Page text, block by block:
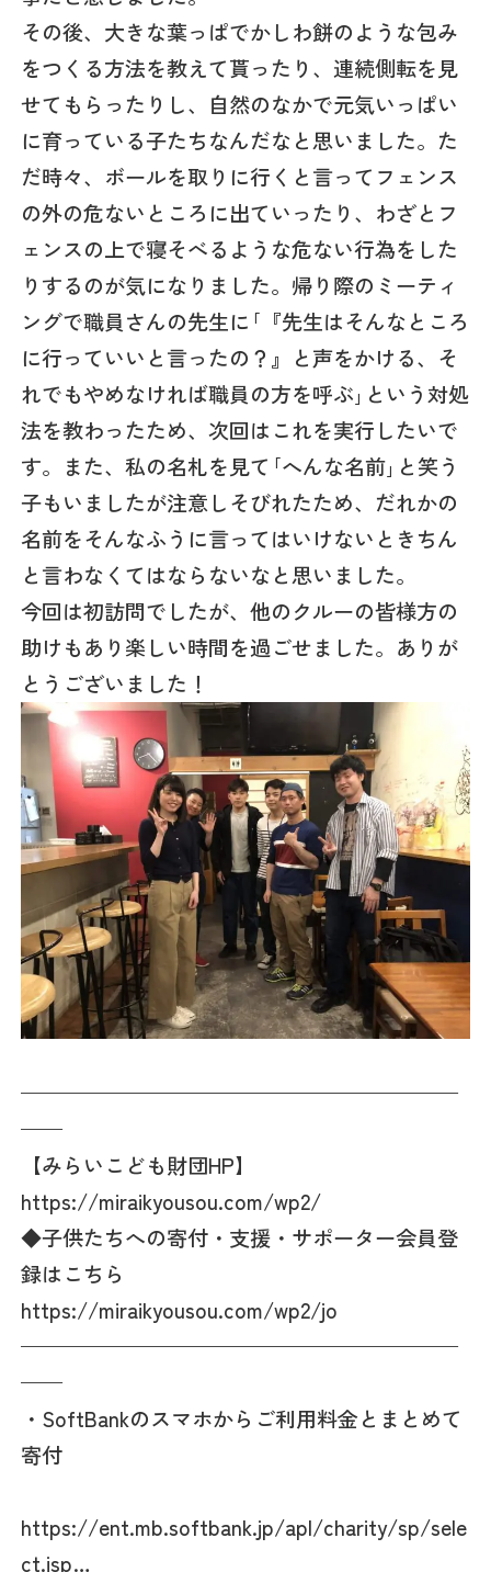
その後、大きな葉っぱでかしわ餅のような包み
をつくる方法を教えて貰ったり、連続側転を見
せてもらったりし、自然のなかで元気いっぱい
に育っている子たちなんだなと思いました。た
だ時々、ボールを取りに行くと言ってフェンス
の外の危ないところに出ていったり、わざとフ
ェンスの上で寝そべるような危ない行為をした
りするのが気になりました。帰り際のミーティ
ングで職員さんの先生に｢『先生はそんなところ
に行っていいと言ったの？』と声をかける、そ
れでもやめなければ職員の方を呼ぶ｣という対処
法を教わったため、次回はこれを実行したいで
す。また、私の名札を見て｢へんな名前｣と笑う
子もいましたが注意しそびれたため、だれかの
名前をそんなふうに言ってはいけないときちん
と言わなくてはならないなと思いました。
今回は初訪問でしたが、他のクルーの皆様方の
助けもあり楽しい時間を過ごせました。ありが
とうございました！
—————————————————————
——
【みらいこども財団HP】
https://miraikyousou.com/wp2/
◆子供たちへの寄付・支援・サポーター会員登
録はこちら
https://miraikyousou.com/wp2/jo
—————————————————————
——
・SoftBankのスマホからご利用料金とまとめて
寄付
https://ent.mb.softbank.jp/apl/charity/sp/sele
ct.jsp…